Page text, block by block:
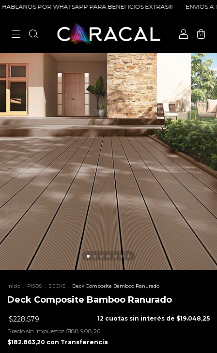
WHATSAPP PARA BENEFICIOS EXTRAS!!! ENVIOS A TODA LA
0
Inicio . PISOS . DECKS . Deck Composite Bamboo Ranurado
Deck Composite Bamboo Ranurado
$228.579 12 cuotas sin interés de $19.048,25
Precio sin impuestos $188.908,26
$182.863,20 con Transferencia